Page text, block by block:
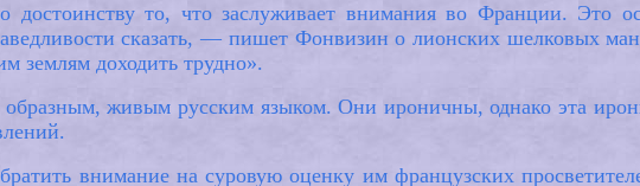
то, что заслуживает внимания во Франции. Это
сказать, — пишет Фонвизин о лионских шелковых
землям доходить трудно».
живым русским языком. Они ироничны, однако эта
внимание на суровую оценку им французских